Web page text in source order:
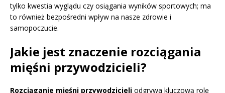
tylko kwestia wyglądu czy osiągania wyników sportowych; ma
to również bezpośredni wpływ na nasze zdrowie i
samopoczucie.
Jakie jest znaczenie rozciągania
mięśni przywodzicieli?
Rozciąganie mięśni przywodzicieli odgrywa kluczową rolę